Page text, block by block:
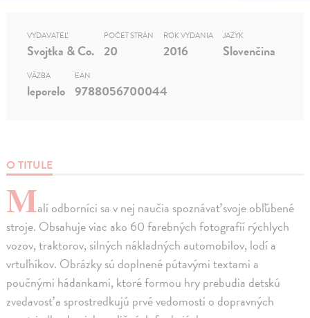
O TITULE
Malí odborníci sa v nej naučia spoznávať svoje obľúbené
stroje. Obsahuje viac ako 60 farebných fotografií rýchlych
vozov, traktorov, silných nákladných automobilov, lodí a
vrtuľníkov. Obrázky sú doplnené pútavými textami a
poučnými hádankami, ktoré formou hry prebudia detskú
zvedavosť a sprostredkujú prvé vedomosti o dopravných
VYDAVATEĽ
Svojtka & Co.
POČET STRÁN
20
ROK VYDANIA
2016
JAZYK
Slovenčina
VÄZBA
leporelo
EAN
9788056700044